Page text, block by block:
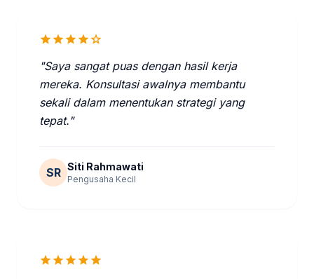
starstarstarstarstar
"Saya sangat puas dengan hasil kerja
mereka. Konsultasi awalnya membantu
sekali dalam menentukan strategi yang
tepat."
SR Siti Rahmawati
Pengusaha Kecil
starstarstarstarstar